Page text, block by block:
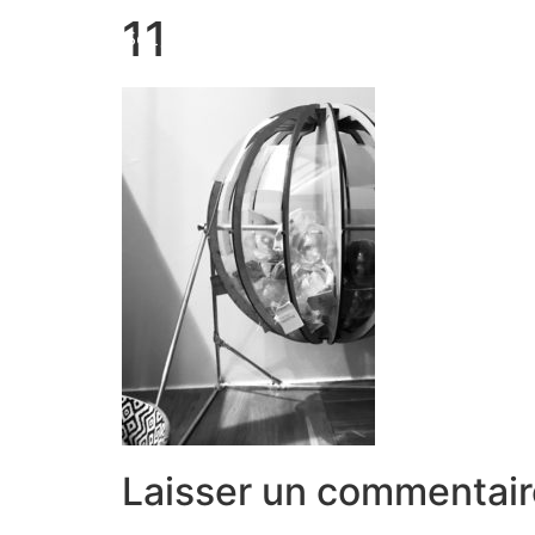
Marion Seigneurin​
11
Laisser un